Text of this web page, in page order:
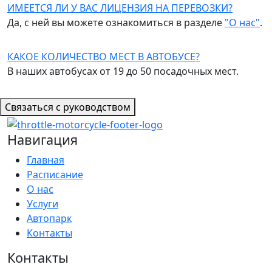
ИМЕЕТСЯ ЛИ У ВАС ЛИЦЕНЗИЯ НА ПЕРЕВОЗКИ?
Да, с ней вы можете ознакомиться в разделе "О нас".
КАКОЕ КОЛИЧЕСТВО МЕСТ В АВТОБУСЕ?
В наших автобусах от 19 до 50 посадочных мест.
Связаться с руководством
Навигация
Главная
Расписание
О нас
Услуги
Автопарк
Контакты
Контакты